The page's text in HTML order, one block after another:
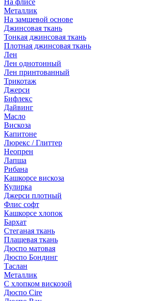
На флисе
Металлик
На замшевой основе
Джинсовая ткань
Тонкая джинсовая ткань
Плотная джинсовая ткань
Лен
Лен однотонный
Лен принтованный
Трикотаж
Джерси
Бифлекс
Дайвинг
Масло
Вискоза
Капитоне
Люрекс / Глиттер
Неопрен
Лапша
Рибана
Кашкорсе вискоза
Кулирка
Джерси плотный
Флис софт
Кашкорсе хлопок
Бархат
Стеганая ткань
Плащевая ткань
Дюспо матовая
Дюспо Бондинг
Таслан
Металлик
С хлопком вискозой
Дюспо Cire